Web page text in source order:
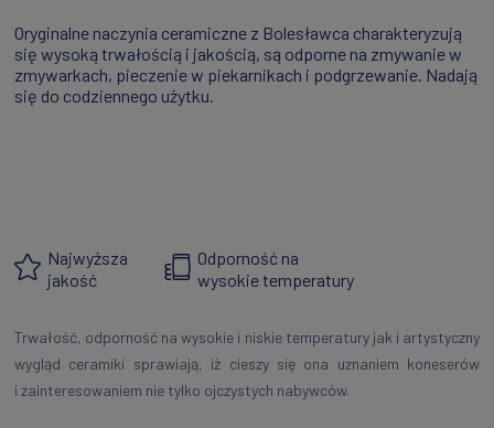
Oryginalne naczynia ceramiczne z Bolesławca charakteryzują
się wysoką trwałością i jakością, są odporne na zmywanie w
zmywarkach, pieczenie w piekarnikach i podgrzewanie. Nadają
się do codziennego użytku.
Najwyższa
jakość
Odporność na
wysokie temperatury
Trwałość, odporność na wysokie i niskie temperatury jak i artystyczny
wygląd ceramiki sprawiają, iż cieszy się ona uznaniem koneserów
i zainteresowaniem nie tylko ojczystych nabywców.